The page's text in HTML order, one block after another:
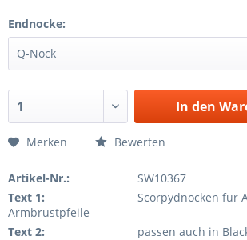
Endnocke:
In den
Merken Bewerten
Artikel-Nr.:
SW10367
Text 1:
Scorpydnocken für
Armbrustpfeile
Text 2:
passen auch in